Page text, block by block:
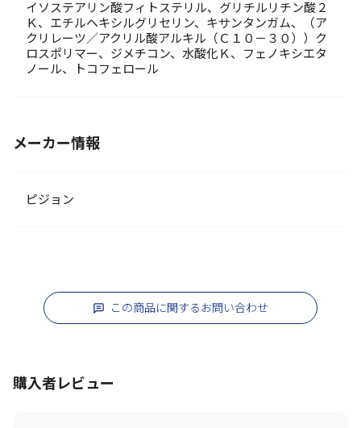
イソステアリン酸フィトステリル、グリチルリチン酸２
Ｋ、エチルヘキシルグリセリン、キサンタンガム、（ア
クリレーツ／アクリル酸アルキル（Ｃ１０－３０））ク
ロスポリマー、ジメチコン、水酸化Ｋ、フェノキシエタ
ノール、トコフェロール
メーカー情報
ピジョン
この商品に関するお問い合わせ
購入者レビュー